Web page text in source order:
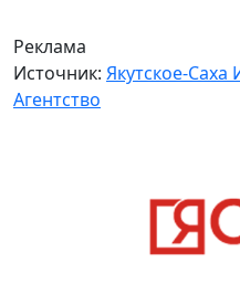
Реклама
Источник: Якутское-
Агентство